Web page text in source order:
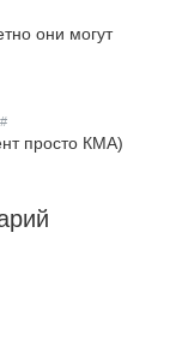
они могут
#
просто КМА)